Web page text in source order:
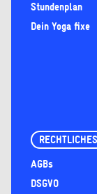
Stundenplan
Dein Yoga fixe
RECHTLICHES
AGBs
DSGVO